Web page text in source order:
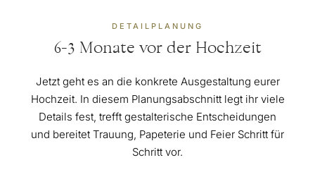
DETAILPLANUNG
6-3 Monate vor der Hochzeit
Jetzt geht es an die konkrete Ausgestaltung eurer
Hochzeit. In diesem Planungsabschnitt legt ihr viele
Details fest, trefft gestalterische Entscheidungen
und bereitet Trauung, Papeterie und Feier Schritt für
Schritt vor.